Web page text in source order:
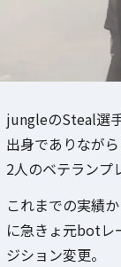
jungleのSteal選
出身でありなが
2人のベテランプ
これまでの実績
に急きょ元botレ
ジション変更。